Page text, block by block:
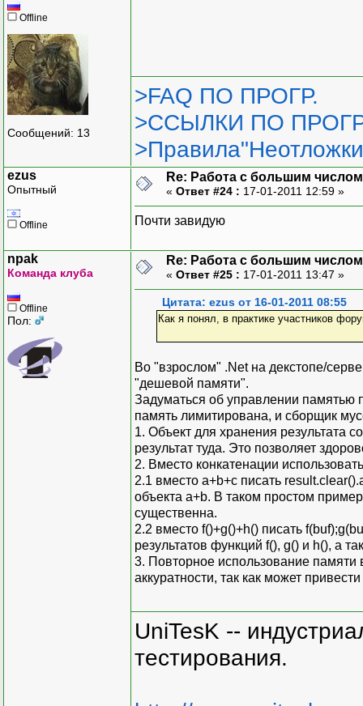
Offline
Сообщений: 13
>FAQ ПО ПРОГР.
>ССЫЛКИ ПО
ezus
Опытный
Offline
Re: Работа с большим
« Ответ #24 : 17-01-2011 12:59 »
Почти завидую
npak
Команда клуба
Offline
Пол:
Re: Работа с большим
« Ответ #25 : 17-01-2011 13:47 »
Цитата: ezus от 16-01-2011 08:55
Как я понял, в практике участников
Во "взрослом" .Net на декстопе/
"дешевой памяти".
Задуматься об управлении памятью
память лимитирована, и сборщик
1. Объект для хранения результата
результат туда. Это позволяет
2. Вместо конкатенации
2.1 вместо a+b+c писать
объекта a+b. В таком простом
существенна.
2.2 вместо f()+g()+h() писать
результатов функций f(), g() и h(), а
3. Повторное использование памяти
аккуратности, так как может
UniTesK --
тестирования.